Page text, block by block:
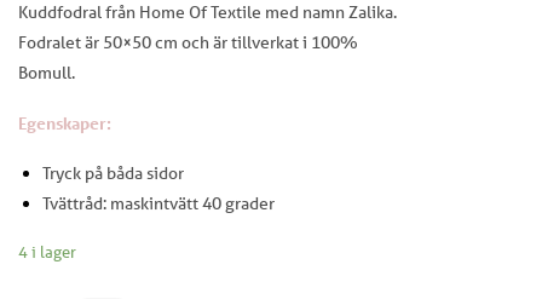
Kuddfodral från Home Of Textile med namn Zalika.
Fodralet är 50×50 cm och är tillverkat i 100%
Bomull.
Egenskaper:
Tryck på båda sidor
Tvättråd: maskintvätt 40 grader
4 i lager